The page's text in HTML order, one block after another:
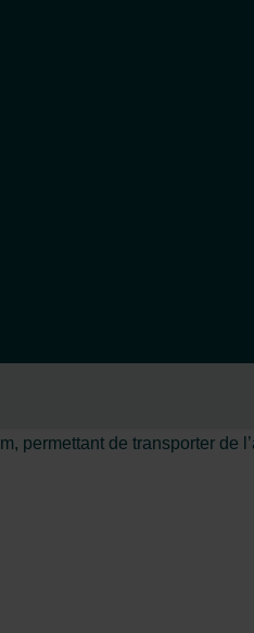
permettant de transporter de